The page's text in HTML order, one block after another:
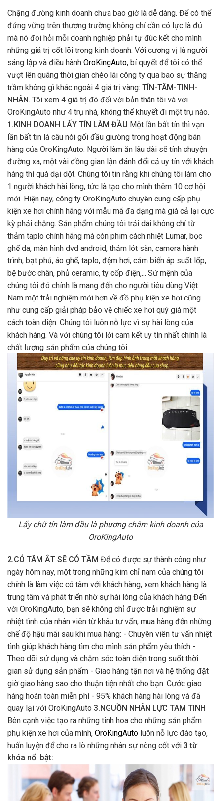
Chặng đường kinh doanh chưa bao giờ là dễ dàng. Để có thể
đứng vững trên thương trường không chỉ cần có lực là đủ
mà nó đòi hỏi mỗi doanh nghiệp phải tự đúc kết cho mình
những giá trị cốt lõi trong kinh doanh. Với cương vị là người
sáng lập và điều hành OroKingAuto, bí quyết để tôi có thể
vượt lên quãng thời gian chèo lái công ty qua bao sự thăng
trầm không gì khác ngoài 4 giá trị vàng: TÍN-TÂM-TINH-
NHÂN. Tôi xem 4 giá trị đó đối với bản thân tôi và với
OroKingAuto như 4 trụ nhà, không thể khuyết đi một trụ nào.
1.KINH DOANH LẤY TÍN LÀM ĐẦU Một lần bất tín thì vạn
lần bất tin là câu nói gối đầu giường trong hoạt động bán
hàng của OroKingAuto. Người làm ăn lâu dài sẽ tính chuyện
đường xa, một vài đồng gian lận đánh đổi cả uy tín với khách
hàng thì quá dại dột. Chúng tôi tin rằng khi chúng tôi làm cho
1 người khách hài lòng, tức là tạo cho mình thêm 10 cơ hội
mới. Hiện nay, công ty OroKingAuto chuyên cung cấp phụ
kiện xe hơi chính hãng với mẫu mã đa dạng mà giá cả lại cực
kỳ phải chăng. Sản phẩm chúng tôi trải dài không chỉ từ
thảm taplo chính hãng mà còn phim cách nhiệt Lumar, bọc
ghế da, màn hình dvd android, thảm lót sàn, camera hành
trình, bạt phủ, áo ghế, taplo, đệm hơi, cảm biến áp suất lốp,
bệ bước chân, phủ ceramic, ty cốp điện,... Sứ mệnh của
chúng tôi đó chính là mang đến cho người tiêu dùng Việt
Nam một trải nghiệm mới hơn về đồ phụ kiện xe hơi cũng
như cung cấp giải pháp bảo vệ chiếc xe hơi quý giá một
cách toàn diện. Chúng tôi luôn nỗ lực vì sự hài lòng của
khách hàng. Và với chúng tôi lời cam kết uy tín nhất chính là
chất lượng sản phẩm của chúng tôi
Lấy chữ tín làm đầu là phương châm kinh doanh của
OroKingAuto
2.CÓ TÂM ẮT SẼ CÓ TẦM Để có được sự thành công như
ngày hôm nay, một trong những kim chỉ nam của chúng tôi
chính là làm việc có tâm với khách hàng, xem khách hàng là
trung tâm và phát triển nhờ sự hài lòng của khách hàng Đến
với OroKingAuto, bạn sẽ không chỉ được trải nghiệm sự
nhiệt tình của nhân viên từ khâu tư vấn, mua hàng đến những
chế độ hậu mãi sau khi mua hàng: - Chuyên viên tư vấn nhiệt
tình giúp khách hàng tìm cho mình sản phẩm yêu thích -
Theo dõi sử dụng và chăm sóc toàn diện trong suốt thời
gian sử dụng sản phẩm - Giao hàng tận nơi và hệ thống đặt
giờ giao hàng sao cho thuận tiện nhất cho bạn. Cước giao
hàng hoàn toàn miễn phí - 95% khách hàng hài lòng và đã
quay lại với OroKingAuto 3.NGUỒN NHÂN LỰC TAM TINH
Bên cạnh việc tạo ra những tinh hoa cho những sản phẩm
phụ kiện xe hơi của mình, OroKingAuto luôn nỗ lực đào tạo,
huấn luyện để cho ra lò những nhân sự nòng cốt với 3 từ
khóa nổi bật: